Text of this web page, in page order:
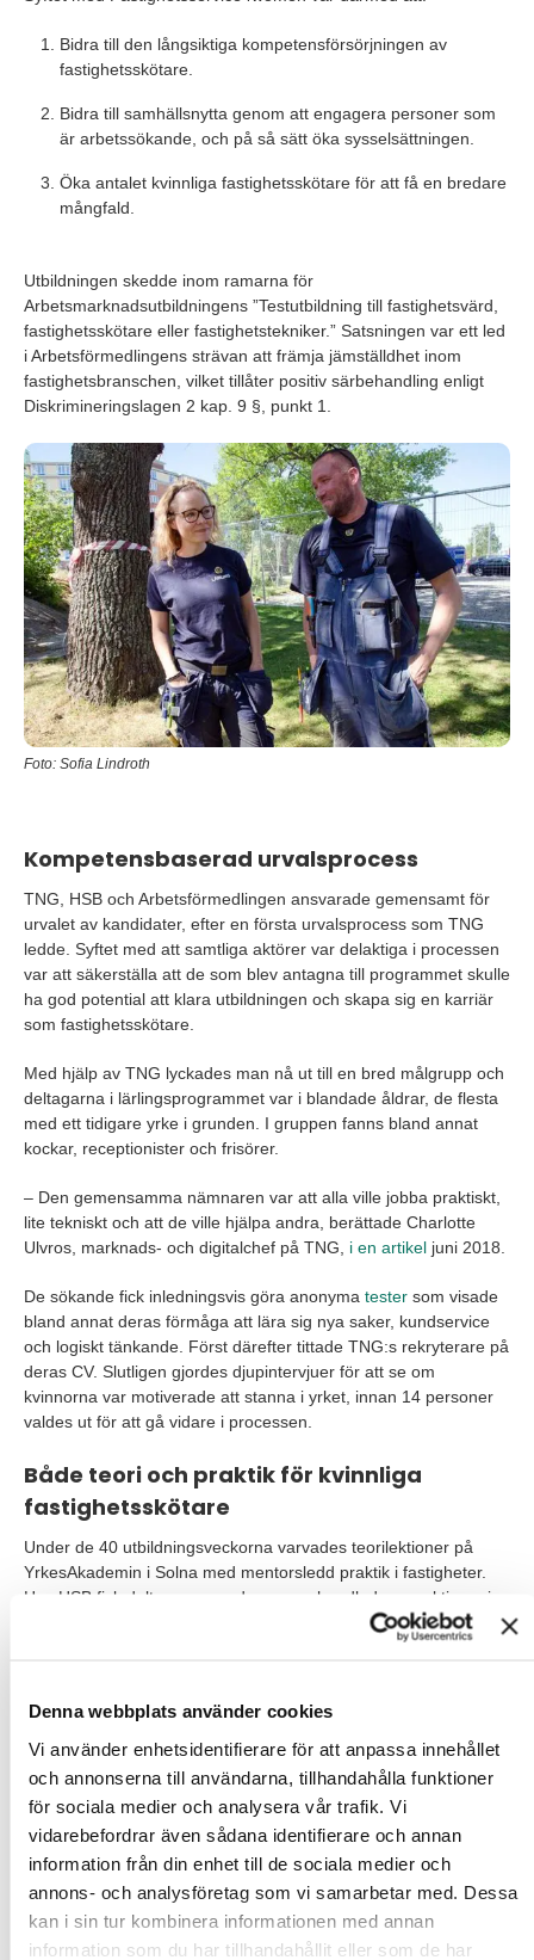
Denna webbplats använder cookies
Vi använder enhetsidentifierare för att anpassa innehållet
och annonserna till användarna, tillhandahålla funktioner
för sociala medier och analysera vår trafik. Vi
vidarebefordrar även sådana identifierare och annan
information från din enhet till de sociala medier och
annons- och analysföretag som vi samarbetar med. Dessa
kan i sin tur kombinera informationen med annan
information som du har tillhandahållit eller som de har
Bidra till den långsiktiga kompetensförsörjningen av
fastighetsskötare.
Bidra till samhällsnytta genom att engagera personer som
är arbetssökande, och på så sätt öka sysselsättningen.
Öka antalet kvinnliga fastighetsskötare för att få en bredare
mångfald.
Utbildningen skedde inom ramarna för
Arbetsmarknadsutbildningens ”Testutbildning till fastighetsvärd,
fastighetsskötare eller fastighetstekniker.” Satsningen var ett led
i Arbetsförmedlingens strävan att främja jämställdhet inom
fastighetsbranschen, vilket tillåter positiv särbehandling enligt
Diskrimineringslagen 2 kap. 9 §, punkt 1.
Foto: Sofia Lindroth
Kompetensbaserad urvalsprocess
TNG, HSB och Arbetsförmedlingen ansvarade gemensamt för
urvalet av kandidater, efter en första urvalsprocess som TNG
ledde. Syftet med att samtliga aktörer var delaktiga i processen
var att säkerställa att de som blev antagna till programmet skulle
ha god potential att klara utbildningen och skapa sig en karriär
som fastighetsskötare.
Med hjälp av TNG lyckades man nå ut till en bred målgrupp och
deltagarna i lärlingsprogrammet var i blandade åldrar, de flesta
med ett tidigare yrke i grunden. I gruppen fanns bland annat
kockar, receptionister och frisörer.
– Den gemensamma nämnaren var att alla ville jobba praktiskt,
lite tekniskt och att de ville hjälpa andra, berättade Charlotte
Ulvros, marknads- och digitalchef på TNG, i en artikel juni 2018.
De sökande fick inledningsvis göra anonyma tester som visade
bland annat deras förmåga att lära sig nya saker, kundservice
och logiskt tänkande. Först därefter tittade TNG:s rekryterare på
deras CV. Slutligen gjordes djupintervjuer för att se om
kvinnorna var motiverade att stanna i yrket, innan 14 personer
valdes ut för att gå vidare i processen.
Både teori och praktik för kvinnliga
fastighetsskötare
Under de 40 utbildningsveckorna varvades teorilektioner på
YrkesAkademin i Solna med mentorsledd praktik i fastigheter.
Hos HSB fick deltagarna med en egen handledare praktisera i
fastigheter och träna på praktiska moment som felsökning,
reparationer av tvättutrustning samt genomgång av el- och
– Alla deltagare ska vara stolta.
Tillsammans lägger de grunderna för en
mer jämställd framtid. Oavsett vilken
framöver så är all erfarenhet bra och
hjälper till att hitta rätt väg.